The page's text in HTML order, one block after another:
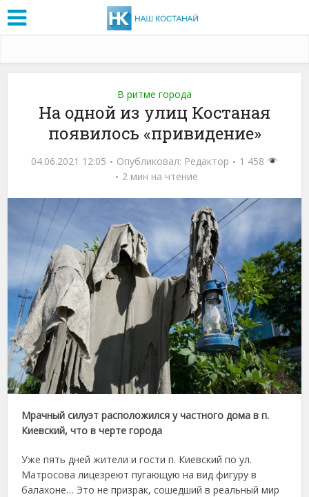
В ритме города
На одной из улиц Костаная
появилось «привидение»
04.06.2021 12:05 Опубликовал: Редактор
1 458
2 мин на чтение
Мрачный силуэт расположился у частного дома в п.
Киевский, что в черте города
Уже пять дней жители и гости п. Киевский по ул.
Матросова лицезреют пугающую на вид фигуру в
балахоне… Это не призрак, сошедший в реальный мир